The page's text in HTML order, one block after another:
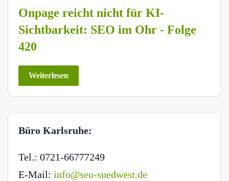
Onpage reicht nicht für KI-
Sichtbarkeit: SEO im Ohr - Folge
420
Weiterlesen
Büro Karlsruhe:
Tel.: 0721-66777249
E-Mail: info@seo-suedwest.de